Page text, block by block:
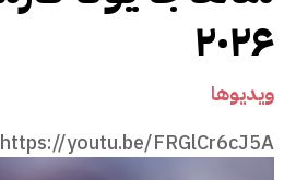
۲۰۲۶
ویدیوها
https://youtu.be/FRGlCr6cJ5A